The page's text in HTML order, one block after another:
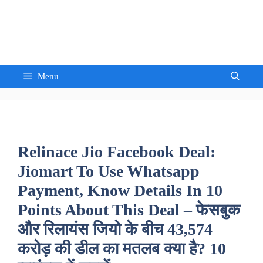
Menu
Relinace Jio Facebook Deal:
Jiomart To Use Whatsapp
Payment, Know Details In 10
Points About This Deal – फेसबुक
और रिलायंस जियो के बीच 43,574
करोड़ की डील का मतलब क्या है? 10